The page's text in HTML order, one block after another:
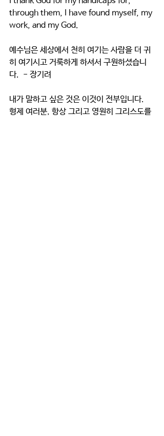
through them, I have found myself, my
work, and my God.
예수님은 세상에서 천히 여기는 사람을 더 귀
히 여기시고 거룩하게 하셔서 구원하셨습니
다.  - 장기려
내가 말하고 싶은 것은 이것이 전부입니다.
형제 여러분, 항상 그리고 영원히 그리스도를